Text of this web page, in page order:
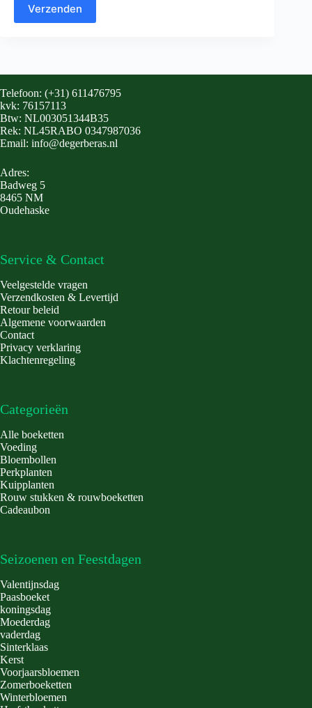
Verzenden
Telefoon: (+31) 611476795
kvk: 76157113
Btw: NL003051344B35
Rek: NL45RABO 0347987036
Email: info@degerberas.nl
Adres:
Badweg 5
8465 NM
Oudehaske
Service & Contact
Veelgestelde vragen
Verzendkosten & Levertijd
Retour beleid
Algemene voorwaarden
Contact
Privacy verklaring
Klachtenregeling
Categorieën
Alle boeketten
Voeding
Bloembollen
Perkplanten
Kuipplanten
Rouw stukken & rouwboeketten
Cadeaubon
Seizoenen en Feestdagen
Valentijnsdag
Paasboeket
koningsdag
Moederdag
vaderdag
Sinterklaas
Kerst
Voorjaarsbloemen
Zomerboeketten
Winterbloemen